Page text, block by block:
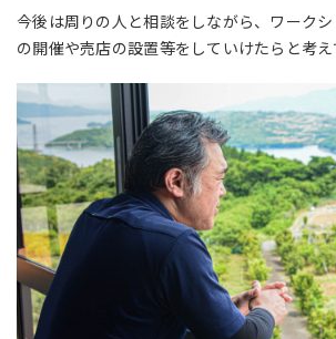
今後は周りの人と相談をしながら、ワーク
の開催や売店の設置等をしていけたらと考え